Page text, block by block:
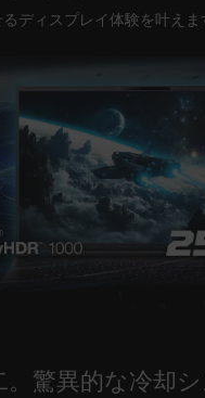
ディスプレイ体験を叶えま
。驚異的な冷却